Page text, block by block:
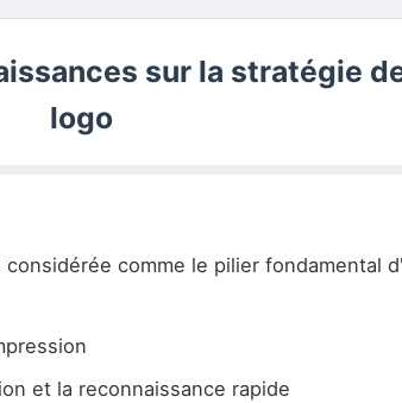
sur la stratégie
logo
comme le pilier fondamental
et la reconnaissance rapide